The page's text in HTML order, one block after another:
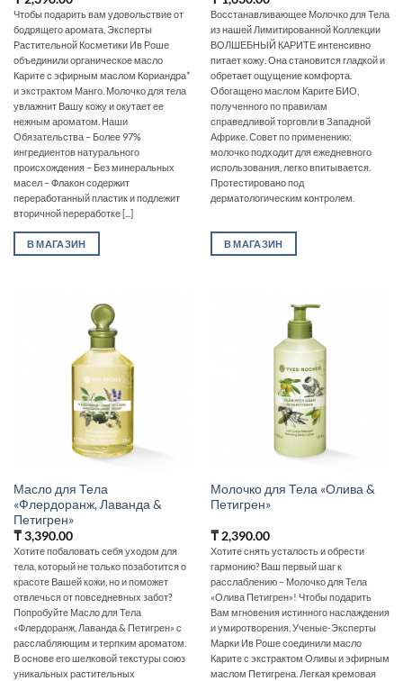
Чтобы подарить вам удовольствие от
бодрящего аромата, Эксперты
Растительной Косметики Ив Роше
объединили органическое масло
Карите с эфирным маслом Кориандра*
и экстрактом Манго. Молочко для тела
увлажнит Вашу кожу и окутает ее
нежным ароматом. Наши
Обязательства – Более 97%
ингредиентов натурального
происхождения – Без минеральных
масел – Флакон содержит
переработанный пластик и подлежит
вторичной переработке [...]
В МАГАЗИН
Восстанавливающее Молочко для Тела
из нашей Лимитированной Коллекции
ВОЛШЕБНЫЙ КАРИТЕ интенсивно
питает кожу. Она становится гладкой и
обретает ощущение комфорта.
Обогащено маслом Карите БИО,
полученного по правилам
справедливой торговли в Западной
Африке. Совет по применению:
молочко подходит для ежедневного
использования, легко впитывается.
Протестировано под
дерматологическим контролем.
В МАГАЗИН
Масло для Тела
«Флердоранж, Лаванда &
Петигрен»
₸3,390.00
Хотите побаловать себя уходом для
тела, который не только позаботится о
красоте Вашей кожи, но и поможет
отвлечься от повседневных забот?
Попробуйте Масло для Тела
«Флердоранж, Лаванда & Петигрен» с
расслабляющим и терпким ароматом.
В основе его шелковой текстуры союз
уникальных растительных
Молочко для Тела «Олива &
Петигрен»
₸2,390.00
Хотите снять усталость и обрести
гармонию? Ваш первый шаг к
расслаблению – Молочко для Тела
«Олива Петигрен»! Чтобы подарить
Вам мгновения истинного наслаждения
и умиротворения, Ученые-Эксперты
Марки Ив Роше соединили масло
Карите с экстрактом Оливы и эфирным
маслом Петигрена. Легкая кремовая